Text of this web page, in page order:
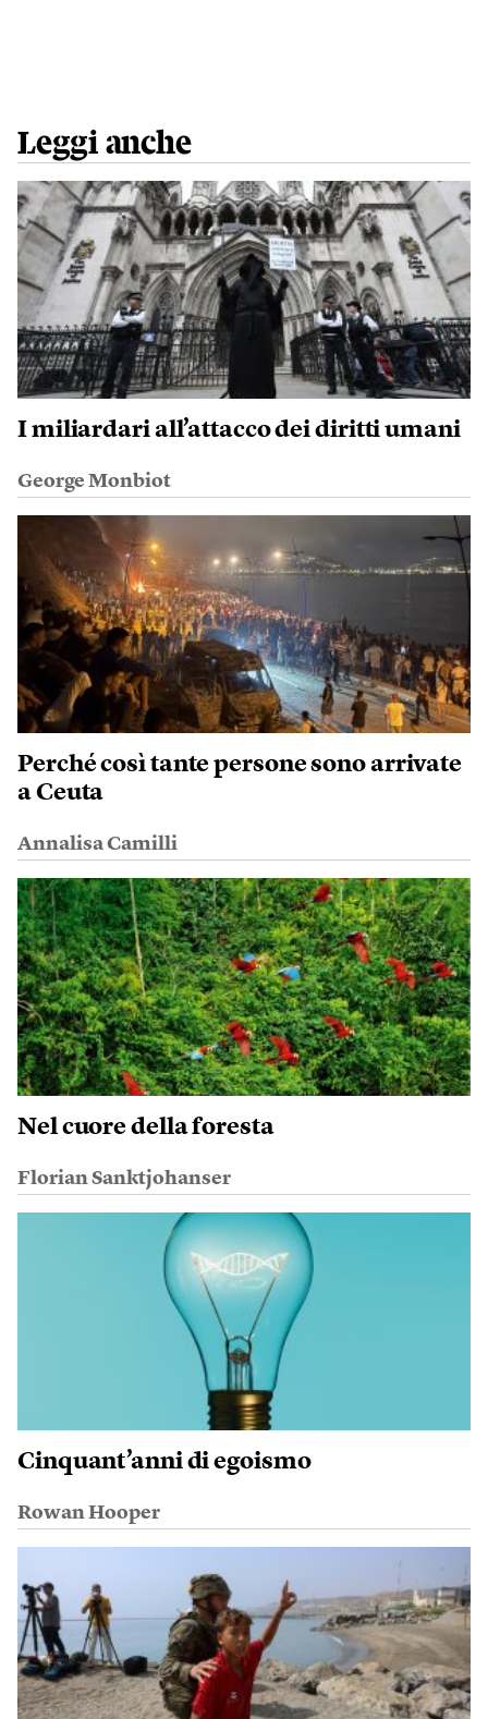
Leggi anche
I miliardari all’attacco dei diritti umani
George Monbiot
Perché così tante persone sono arrivate
a Ceuta
Annalisa Camilli
Nel cuore della foresta
Florian Sanktjohanser
Cinquant’anni di egoismo
Rowan Hooper